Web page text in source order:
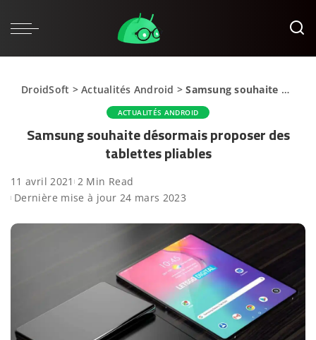
DroidSoft >Actualités Android >Samsung souhaite désormais proposer des tablettes pliables
ACTUALITÉS ANDROID
Samsung souhaite désormais proposer des
tablettes pliables
11 avril 2021 2 Min Read
Dernière mise à jour 24 mars 2023